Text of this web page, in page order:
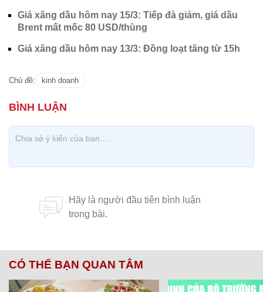
Giá xăng dầu hôm nay 15/3: Tiếp đà giảm, giá dầu
Brent mất mốc 80 USD/thùng
Giá xăng dầu hôm nay 13/3: Đồng loạt tăng từ 15h
Chủ đề: kinh doanh
CÓ THỂ BẠN QUAN TÂM